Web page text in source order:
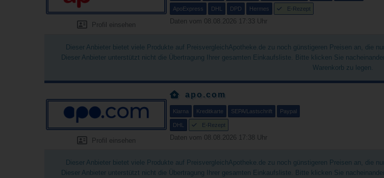
Profil einsehen
ApoExpress DHL DPD Hermes E-Rezept
Daten vom 08.08.2026 17:33 Uhr
Dieser Anbieter bietet viele Produkte auf PreisvergleichApotheke.de zu noch günstigeren Preisen an, die
Dieser Anbieter unterstützt nicht die Übertragung Ihrer gesamten Einkaufsliste. Bitte klicken Sie
Warenkorb zu legen.
Profil einsehen
apo.com
Klarna Kreditkarte SEPA/Lastschrift Paypal
DHL E-Rezept
Daten vom 08.08.2026 17:38 Uhr
Dieser Anbieter bietet viele Produkte auf PreisvergleichApotheke.de zu noch günstigeren Preisen an, die
Dieser Anbieter unterstützt nicht die Übertragung Ihrer gesamten Einkaufsliste. Bitte klicken Sie